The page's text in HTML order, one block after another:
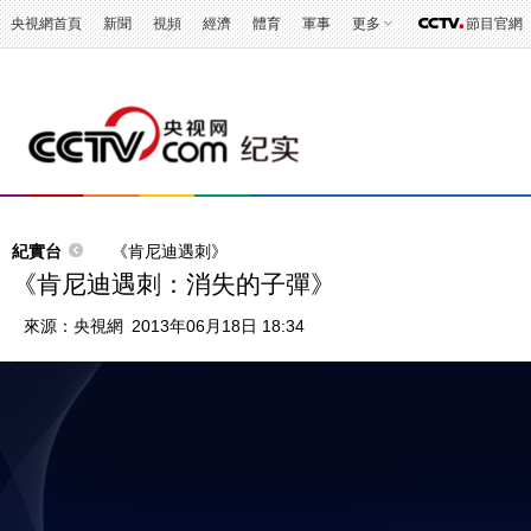
央視網首頁 新聞 視頻 經濟 體育 軍事 更多 節目官網
紀實台 《肯尼迪遇刺》
《肯尼迪遇刺：消失的子彈》
來源： 央視網 2013年06月18日 18:34